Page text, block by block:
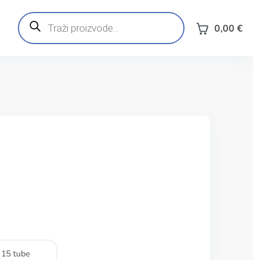
Products
search 0,00 €
15 tube